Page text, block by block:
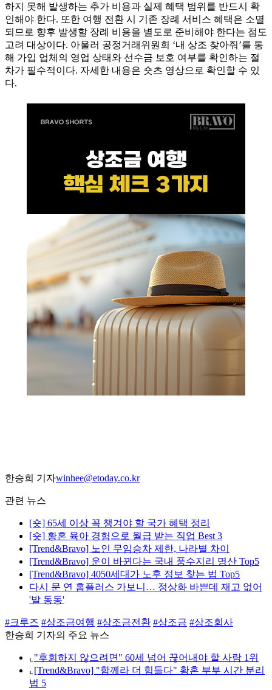
하지 못해 발생하는 추가 비용과 실제 혜택 범위를 반드시 확
인해야 한다. 또한 여행 전환 시 기존 장례 서비스 혜택은 소멸
되므로 향후 발생할 장례 비용을 별도로 준비해야 한다는 점도
고려 대상이다. 아울러 공정거래위원회 ‘내 상조 찾아줘’를 통
해 가입 업체의 영업 상태와 선수금 보호 여부를 확인하는 절
차가 필수적이다. 자세한 내용은 숏츠 영상으로 확인할 수 있
다.
한승희 기자winhee@etoday.co.kr
관련 뉴스
[숏] 65세 이상 꼭 챙겨야 할 국가 혜택 정리
[숏] 황혼 육아 경험으로 월급 받는 직업 Best 3
[Trend&Bravo] 노인 무임승차 제한, 나라별 차이
[Trend&Bravo] 운이 바뀐다는 국내 풍수지리 명산 Top5
[Trend&Bravo] 4050세대가 노후 정보 찾는 법 Top5
다시 문 연 홈플러스 가보니… 정상화 바쁜데 재고 없어
'발 동동'
#크루즈 #상조금여행 #상조금전환 #상조금 #상조회사
한승희 기자의 주요 뉴스
⌞ "후회하지 않으려면" 60세 넘어 끊어내야 할 사람 1위
⌞ [Trend&Bravo] "함께라 더 힘들다" 황혼 부부 시간 분리
법 5